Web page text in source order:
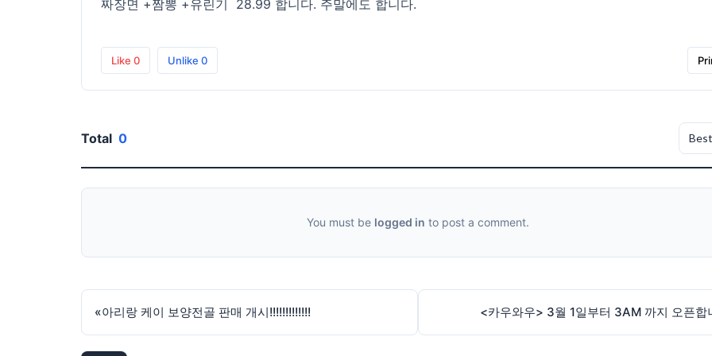
짜장면 +짬뽕 +유린기 28.99 합니다. 주말에도 합니다.
Like 0 Unlike 0
Total 0
You must be logged in to post a comment.
«아리랑 케이 보양전골 판매 개시!!!!!!!!!!!!! <카우와우> 3월 1일부터 3AM 까지 오픈합